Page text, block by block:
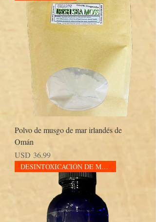
Polvo de musgo de mar irlandés de
Omán
Precio
USD 36.99
DESINTOXICACIÓN DE METALES